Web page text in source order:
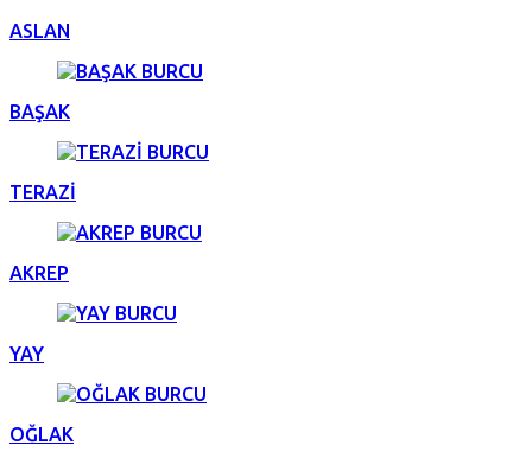
ASLAN
BAŞAK
TERAZİ
AKREP
YAY
OĞLAK